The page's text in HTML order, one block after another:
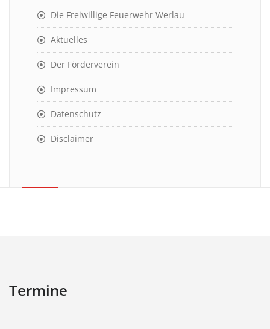
Die Freiwillige Feuerwehr Werlau
Aktuelles
Der Förderverein
Impressum
Datenschutz
Disclaimer
Termine